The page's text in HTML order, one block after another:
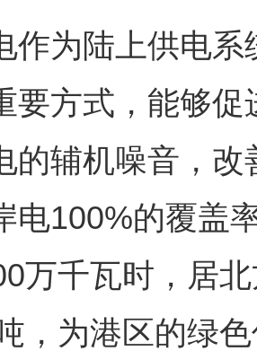
为陆上供电系
要方式，能够
的辅机噪音，
电100%的覆盖
万千瓦时，居
，为港区的绿